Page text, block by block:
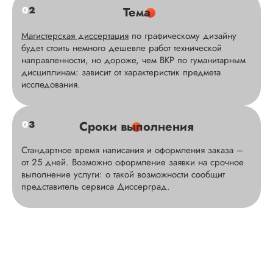
02 Тема
Магистерская диссертация по графическому дизайну
будет стоить немного дешевле работ технической
направленности, но дороже, чем ВКР по гуманитарным
дисциплинам: зависит от характеристик предмета
исследования.
03 Сроки выполнения
Стандартное время написания и оформления заказа –
от 25 дней. Возможно оформление заявки на срочное
выполнение услуги: о такой возможности сообщит
представитель сервиса Диссерград.